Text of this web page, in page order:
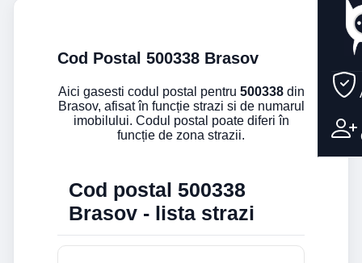
Cod Postal 500338 Brasov
Aici gasesti codul postal pentru 500338din
Brasov, afisat în funcție strazi si de numarul
imobilului. Codul postal poate diferi în
funcție de zona strazii.
Cod postal 500338
Brasov - lista strazi